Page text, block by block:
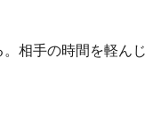
相手の時間を軽ん